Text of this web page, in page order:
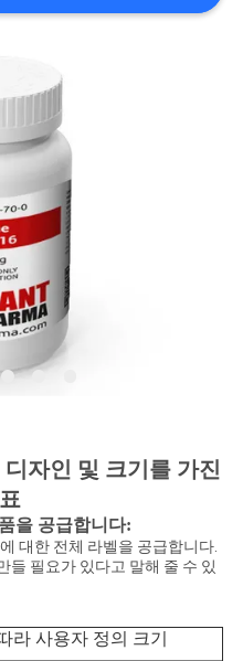
자인 및 크기를 가진
을 공급합니다:
대한 전체 라벨을 공급합니다.
들 필요가 있다고 말해 줄 수 있
라 사용자 정의 크기